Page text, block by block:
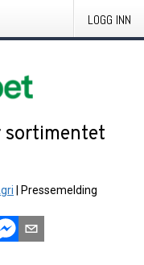
LOGG INN
sortimentet
Pressemelding